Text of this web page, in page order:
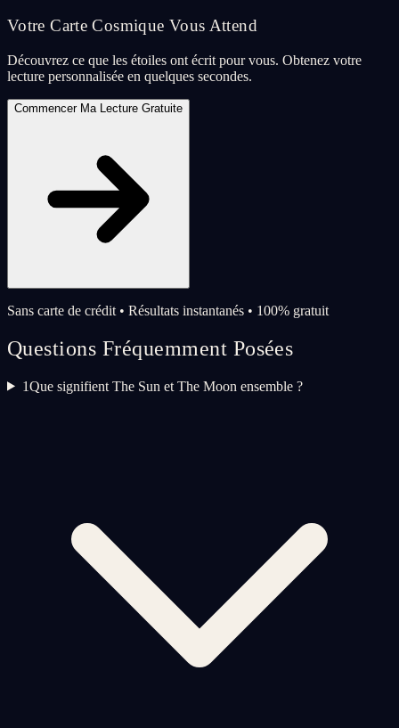
Votre Carte Cosmique Vous Attend
Découvrez ce que les étoiles ont écrit pour vous. Obtenez votre
lecture personnalisée en quelques secondes.
Commencer Ma Lecture Gratuite
Sans carte de crédit • Résultats instantanés • 100% gratuit
Questions Fréquemment Posées
1Que signifient The Sun et The Moon ensemble ?